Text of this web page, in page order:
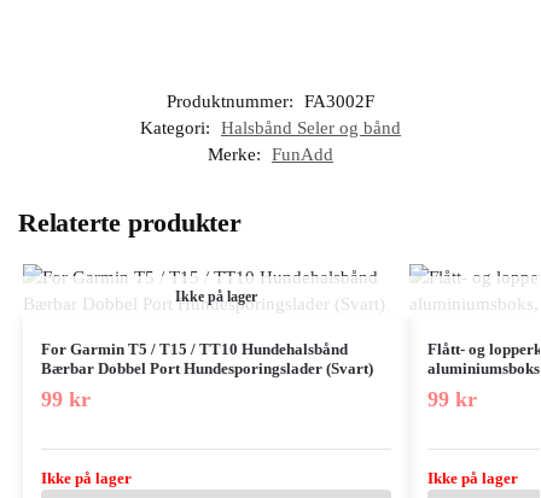
Produktnummer:
FA3002F
Kategori:
Halsbånd Seler og bånd
Merke:
FunAdd
Relaterte produkter
Ikke på lager
For Garmin T5 / T15 / TT10 Hundehalsbånd
Bærbar Dobbel Port Hundesporingslader (Svart)
99 kr
Ikke på lager
Flått- og
99 kr
Ikke på lager